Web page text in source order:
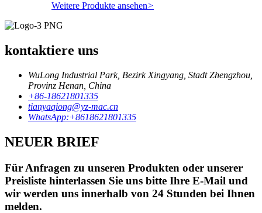
Weitere Produkte ansehen>
kontaktiere uns
WuLong Industrial Park, Bezirk Xingyang, Stadt Zhengzhou,
Provinz Henan, China
+86-18621801335
tianyaqiong@yz-mac.cn
WhatsApp:+8618621801335
NEUER BRIEF
Für Anfragen zu unseren Produkten oder unserer
Preisliste hinterlassen Sie uns bitte Ihre E-Mail und
wir werden uns innerhalb von 24 Stunden bei Ihnen
melden.